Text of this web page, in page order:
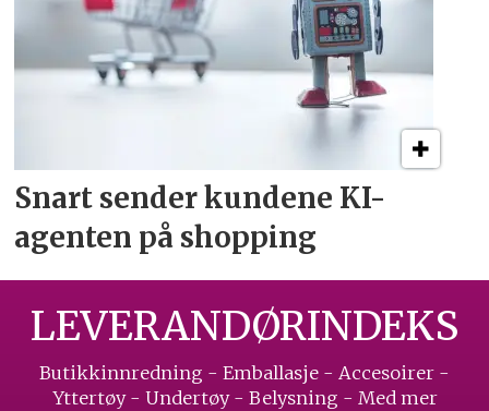
Snart sender kundene KI-
agenten på shopping
LEVERANDØRINDEKS
Butikkinnredning - Emballasje - Accesoirer -
Yttertøy - Undertøy - Belysning - Med mer